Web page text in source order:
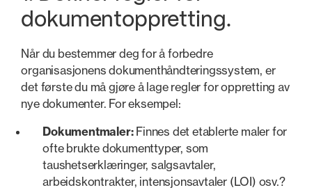
dokumentoppretting.
Når du bestemmer deg for å forbedre
organisasjonens dokumenthåndteringssystem, er
det første du må gjøre å lage regler for oppretting av
nye dokumenter. For eksempel:
Dokumentmaler:Finnes det etablerte maler for
ofte brukte dokumenttyper, som
taushetserklæringer, salgsavtaler,
arbeidskontrakter, intensjonsavtaler (LOI) osv.?